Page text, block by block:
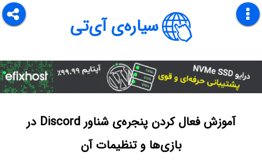
سیاره‌ی آی‌تی
آموزش فعال کردن پنجره‌ی شناور Discord در
بازی‌ها و تنظیمات آن